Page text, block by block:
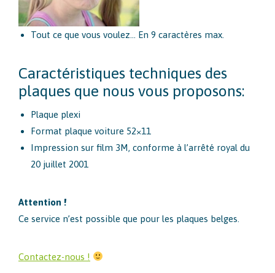
Tout ce que vous voulez… En 9 caractères max.
Caractéristiques techniques des
plaques que nous vous proposons:
Plaque plexi
Format plaque voiture 52×11
Impression sur film 3M, conforme à l’arrêté royal du
20 juillet 2001
Attention !
Ce service n’est possible que pour les plaques belges.
Contactez-nous !